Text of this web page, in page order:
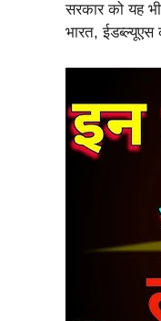
सरकार को यह
भारत,